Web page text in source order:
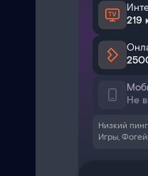
219
Не
Низкий
Игры,